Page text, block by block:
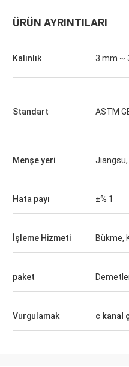
M.Boroomandi
işbirliğinde kazan-kazan elde
ÜRÜN AYRINTILARI
Kalınlık 3 mm ~
Standart ASTM
Menşe yeri Jiangsu,
Hata payı ±% 1
İşleme Hizmeti Bükme,
paket
Vurgulamak c kanal